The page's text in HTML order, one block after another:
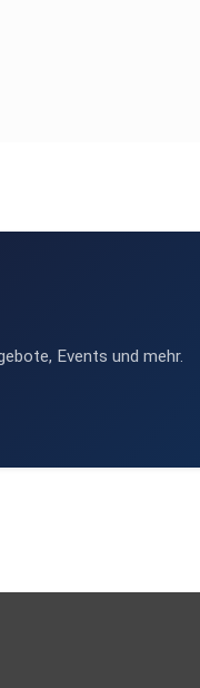
Events und mehr.